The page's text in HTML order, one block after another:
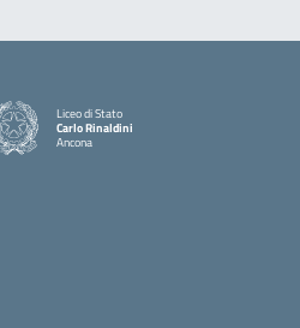
Liceo di Stato
Carlo Rinaldini
Ancona